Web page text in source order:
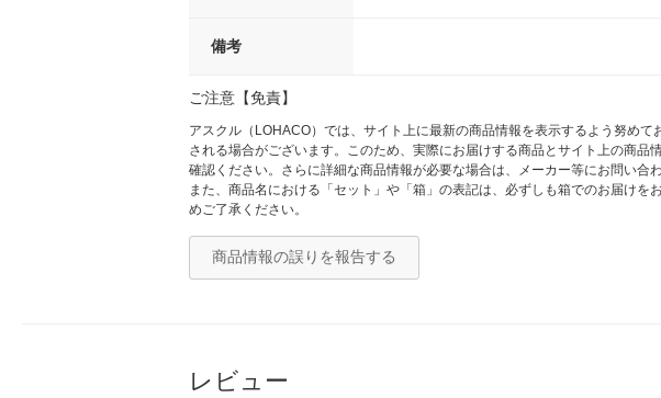
備考
ご注意【免責】
アスクル（LOHACO）では、サイト上に最新の商品情報を表示するよう努め
される場合がございます。このため、実際にお届けする商品とサイト上の商
確認ください。さらに詳細な商品情報が必要な場合は、メーカー等にお問い合わ
また、商品名における「セット」や「箱」の表記は、必ずしも箱でのお届け
めご了承ください。
商品情報の誤りを報告する
レビュー